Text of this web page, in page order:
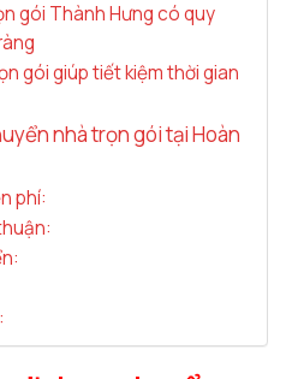
gói Thành Hưng có quy
gói giúp tiết kiệm thời gian
nhà trọn gói tại Hoàn
phí: